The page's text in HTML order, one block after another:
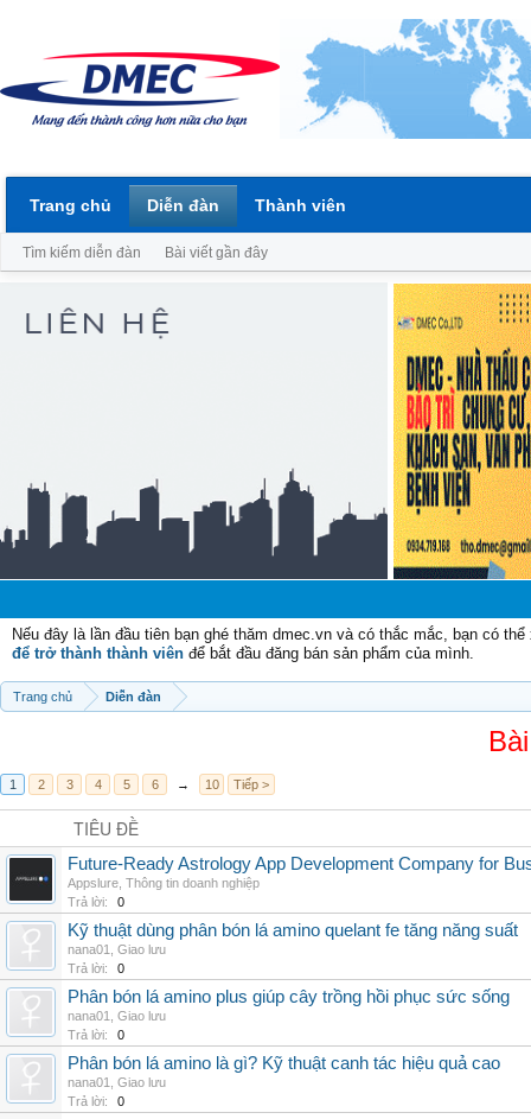
Nếu đây là lần đầu tiên bạn ghé thăm dmec.vn và có thắc mắc, bạn có
để trở thành thành viên để bắt đầu đăng bán sản phẩm của mình.
Trang chủ Diễn đàn
1 2 3 4 5 6 → 10 Tiếp >
TIÊU ĐỀ
Future-Ready Astrology App Development Company for
Appslure Thông tin doanh nghiệp
Trả lời:
0
Kỹ thuật dùng phân bón lá amino quelant fe tăng năng suất
nana01
Giao lưu
Trả lời:
0
Phân bón lá amino plus giúp cây trồng hồi phục sức sống
nana01
Giao lưu
Trả lời:
0
Phân bón lá amino là gì? Kỹ thuật canh tác hiệu quả cao
nana01
Giao lưu
Trả lời:
0
Trang chủ Diễn đàn
Tìm kiếm diễn đàn Bài viết gần đây
Thành viên